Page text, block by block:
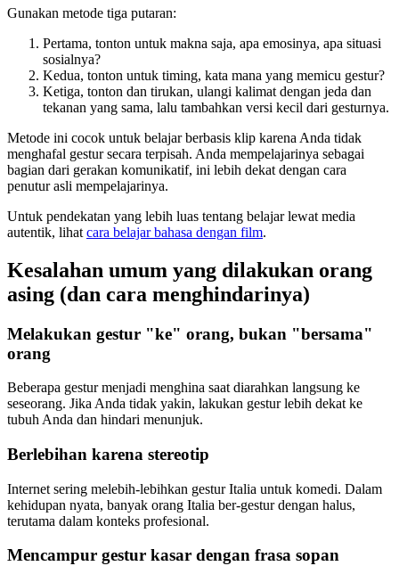
Gunakan metode tiga putaran:
Pertama, tonton untuk makna saja, apa emosinya, apa situasi
sosialnya?
Kedua, tonton untuk timing, kata mana yang memicu gestur?
Ketiga, tonton dan tirukan, ulangi kalimat dengan jeda dan
tekanan yang sama, lalu tambahkan versi kecil dari gesturnya.
Metode ini cocok untuk belajar berbasis klip karena Anda tidak
menghafal gestur secara terpisah. Anda mempelajarinya sebagai
bagian dari gerakan komunikatif, ini lebih dekat dengan cara
penutur asli mempelajarinya.
Untuk pendekatan yang lebih luas tentang belajar lewat media
autentik, lihat cara belajar bahasa dengan film.
Kesalahan umum yang dilakukan orang
asing (dan cara menghindarinya)
Melakukan gestur "ke" orang, bukan "bersama"
orang
Beberapa gestur menjadi menghina saat diarahkan langsung ke
seseorang. Jika Anda tidak yakin, lakukan gestur lebih dekat ke
tubuh Anda dan hindari menunjuk.
Berlebihan karena stereotip
Internet sering melebih-lebihkan gestur Italia untuk komedi. Dalam
kehidupan nyata, banyak orang Italia ber-gestur dengan halus,
terutama dalam konteks profesional.
Mencampur gestur kasar dengan frasa sopan